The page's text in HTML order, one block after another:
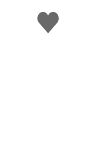
Me
gusta